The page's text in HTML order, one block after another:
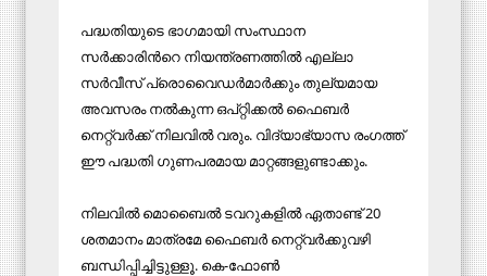
പദ്ധതിയുടെ ഭാഗമായി സംസ്ഥാന
സര്‍ക്കാരിന്‍റെ നിയന്ത്രണത്തില്‍ എല്ലാ
സര്‍വീസ് പ്രൊവൈഡര്‍മാര്‍ക്കും തുല്യമായ
അവസരം നല്‍കുന്ന ഒപ്റ്റിക്കല്‍ ഫൈബര്‍
നെറ്റ്‌വർക്ക് നിലവില്‍ വരും. വിദ്യാഭ്യാസ രംഗത്ത്
ഈ പദ്ധതി ഗുണപരമായ മാറ്റങ്ങളുണ്ടാക്കും.
നിലവില്‍ മൊബൈല്‍ ടവറുകളില്‍ ഏതാണ്ട് 20
ശതമാനം മാത്രമേ ഫൈബര്‍ നെ‌റ്റ്‌വര്‍ക്കുവഴി
ബന്ധിപ്പിച്ചിട്ടുള്ളൂ. കെ-ഫോണ്‍